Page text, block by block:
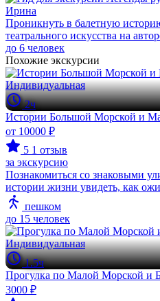
Ирина
Проникнуть в балетную
театрального искусства на
до 6 человек
Похожие экскурсии
Индивидуальная
2ч
Истории Большой Морской и
от 10000 ₽
5 1 отзыв
за экскурсию
Познакомиться со знаковыми
истории жизни увидеть, как
пешком
до 15 человек
Индивидуальная
1.5ч
Прогулка по Малой Морской и
3000 ₽